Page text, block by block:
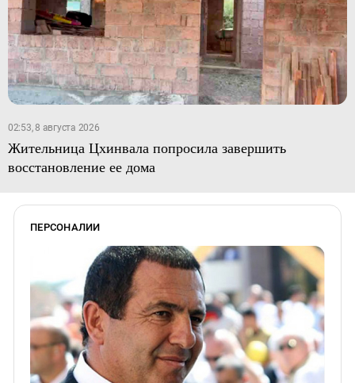
02:53, 8 августа 2026
Жительница Цхинвала попросила завершить
восстановление ее дома
ПЕРСОНАЛИИ